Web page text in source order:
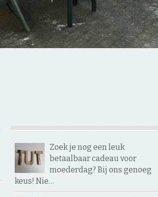
Zoek je nog een leuk
betaalbaar cadeau voor
moederdag? Bij ons genoeg
keus! Nie…